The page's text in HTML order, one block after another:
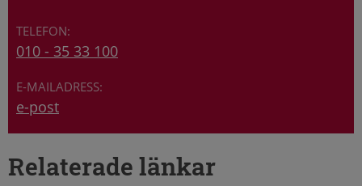
010 - 35 33 100
e-post
Relaterade länkar